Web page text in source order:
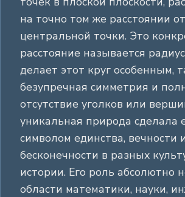
на точно том же расстоянии
центральной точки. Это
расстояние называется
делает этот круг особенным,
безупречная симметрия и
отсутствие уголков или
уникальная природа
символом единства, вечности и
бесконечности в разных
истории. Его роль абсолютно
области математики, науки,